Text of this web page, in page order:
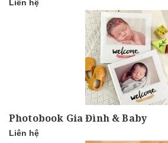
Liên hệ
Photobook Gia Đình & Baby
Liên hệ